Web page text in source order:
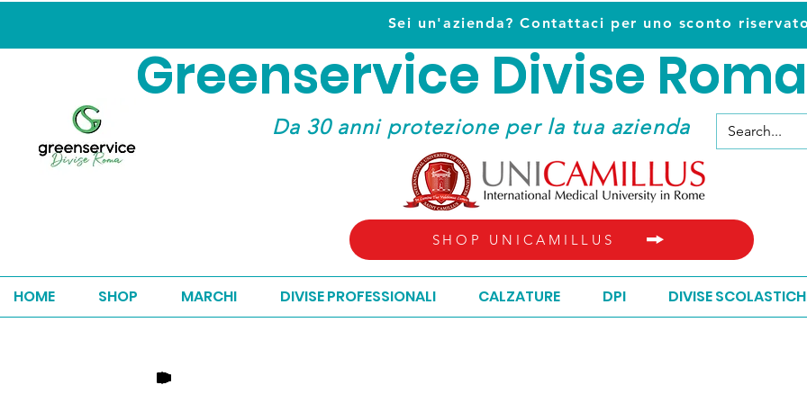
Sei un'azienda? Contattaci per uno sconto
Greenservice Divise
Da 30 anni protezione per la tua azienda
Greenservice Divise
SHOP UNICAMILLUS
HOME SHOP MARCHI DIVISE PROFESSIONALI CALZATURE DPI DIVISE